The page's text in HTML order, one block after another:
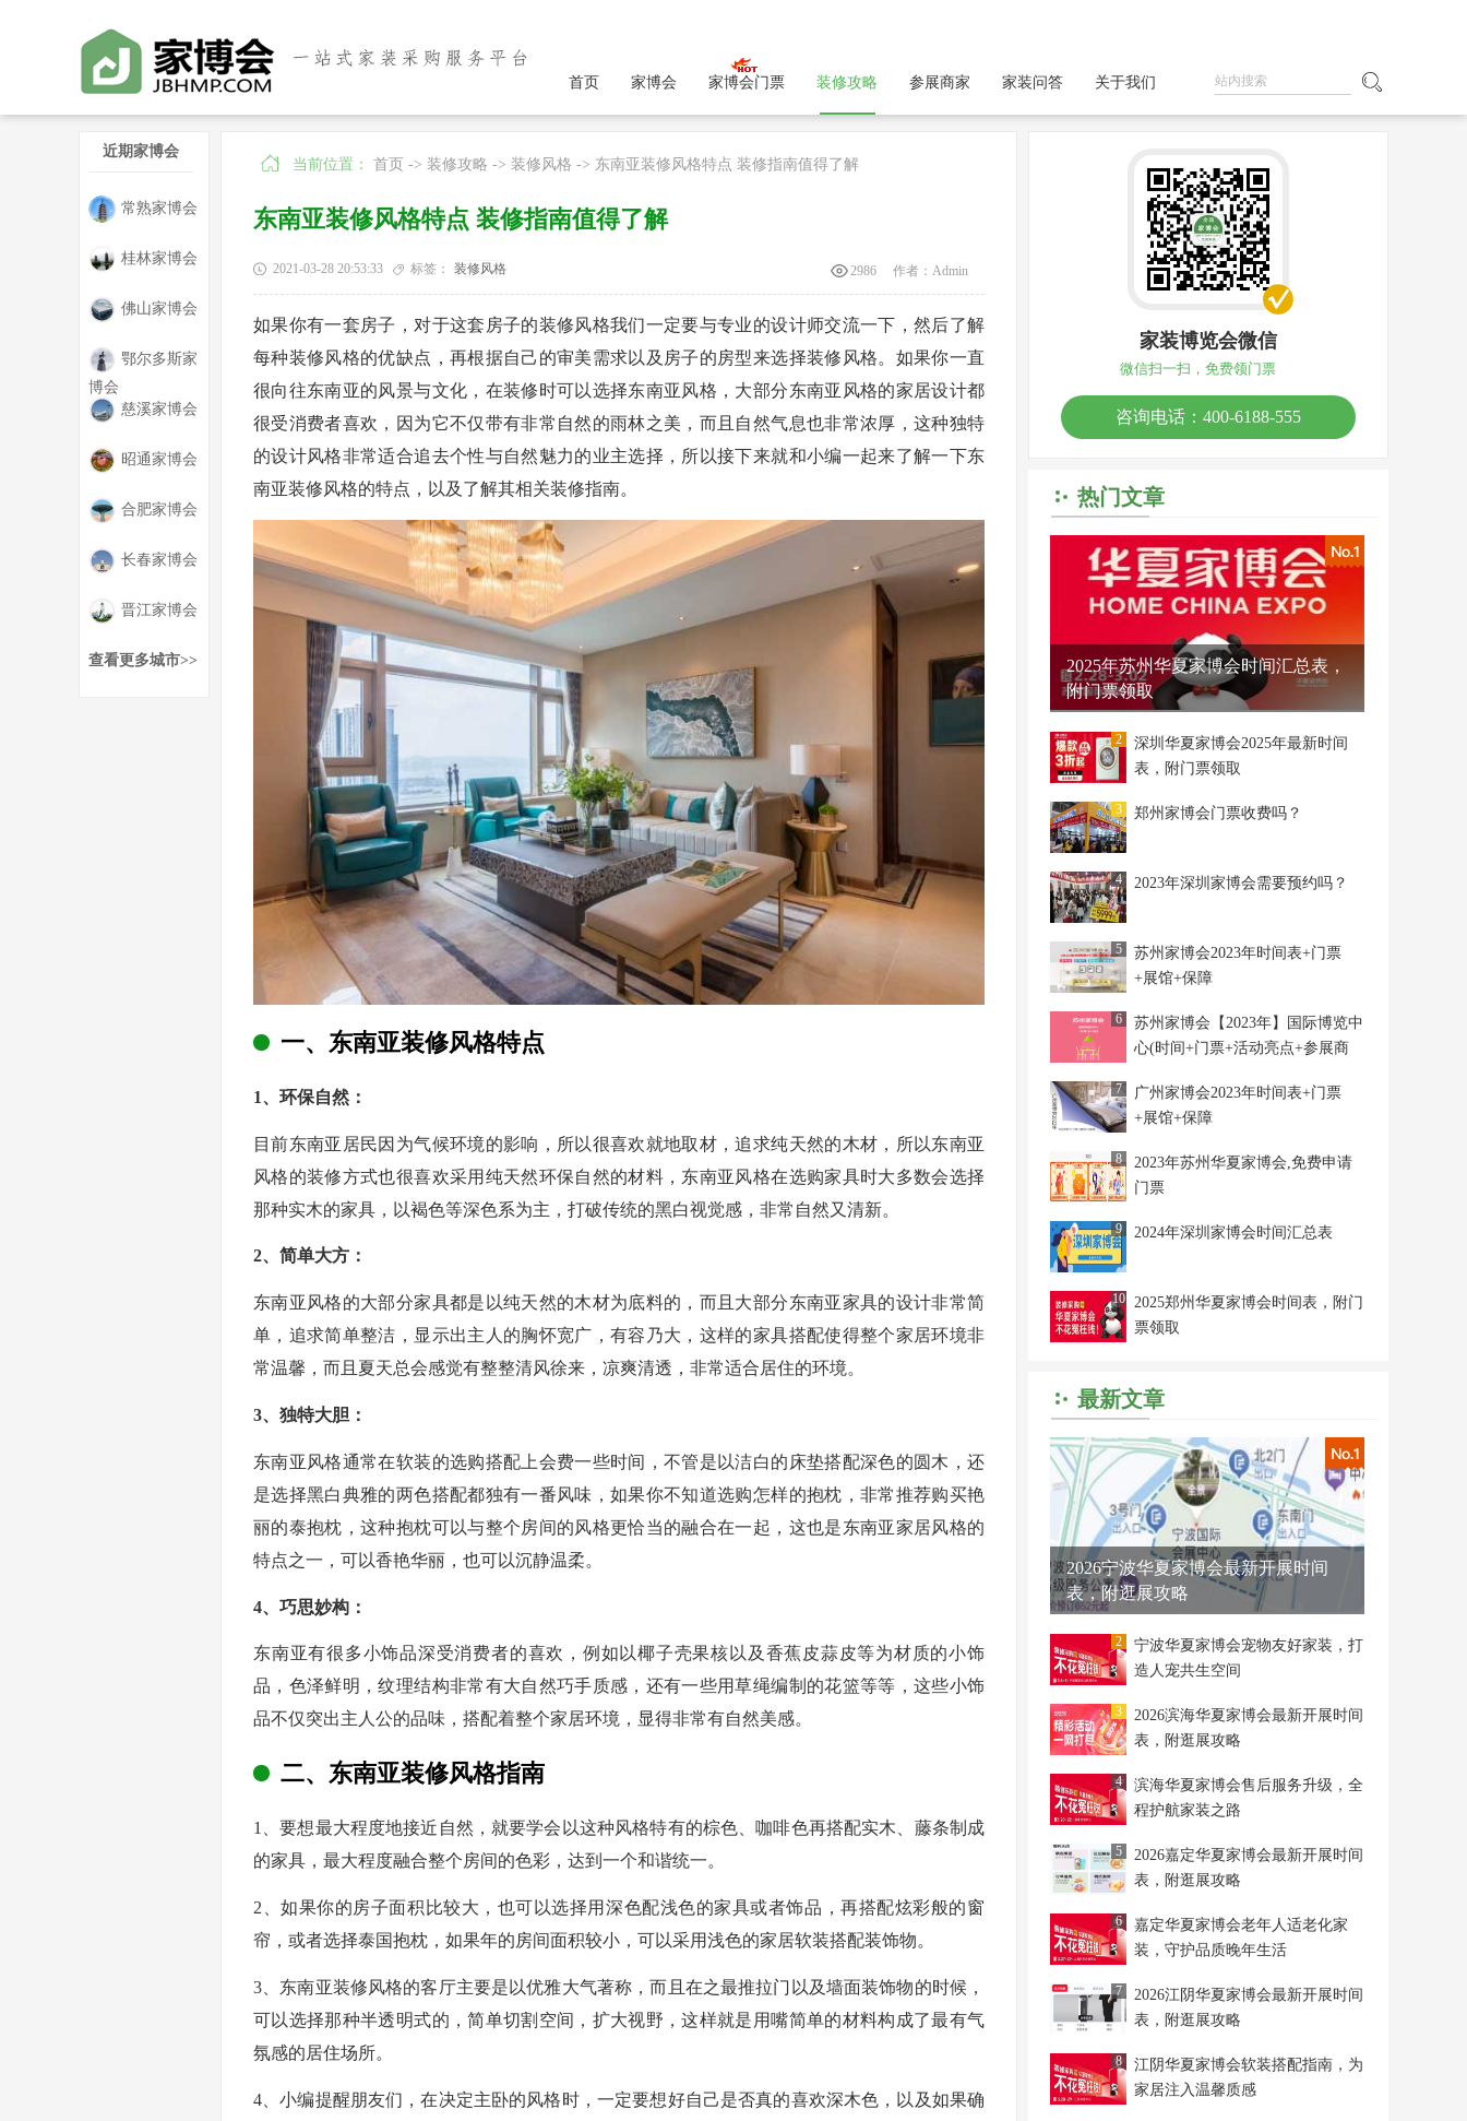
首页 家博会 家博会门票 装修攻略 参展商家 家装问答 关于我们
近期家博会
常熟家博会
桂林家博会
佛山家博会
鄂尔多斯家
博会
慈溪家博会
昭通家博会
合肥家博会
长春家博会
晋江家博会
查看更多城市>>
当前位置： 首页 -> 装修攻略 -> 装修风格 -> 东南亚装修风格特点 装修指南值得了解
东南亚装修风格特点 装修指南值得了解
2021-03-28 20:53:33 标签： 装修风格 作者： Admin
2986
如果你有一套房子，对于这套房子的装修风格我们一定要与专业的设计师交流一下，然后了解
每种装修风格的优缺点，再根据自己的审美需求以及房子的房型来选择装修风格。如果你一直
很向往东南亚的风景与文化，在装修时可以选择东南亚风格，大部分东南亚风格的家居设计都
很受消费者喜欢，因为它不仅带有非常自然的雨林之美，而且自然气息也非常浓厚，这种独特
的设计风格非常适合追去个性与自然魅力的业主选择，所以接下来就和小编一起来了解一下东
南亚装修风格的特点，以及了解其相关装修指南。
一、东南亚装修风格特点
1、环保自然：
目前东南亚居民因为气候环境的影响，所以很喜欢就地取材，追求纯天然的木材，所以东南亚
风格的装修方式也很喜欢采用纯天然环保自然的材料，东南亚风格在选购家具时大多数会选择
那种实木的家具，以褐色等深色系为主，打破传统的黑白视觉感，非常自然又清新。
2、简单大方：
东南亚风格的大部分家具都是以纯天然的木材为底料的，而且大部分东南亚家具的设计非常简
单，追求简单整洁，显示出主人的胸怀宽广，有容乃大，这样的家具搭配使得整个家居环境非
常温馨，而且夏天总会感觉有整整清风徐来，凉爽清透，非常适合居住的环境。
3、独特大胆：
东南亚风格通常在软装的选购搭配上会费一些时间，不管是以洁白的床垫搭配深色的圆木，还
是选择黑白典雅的两色搭配都独有一番风味，如果你不知道选购怎样的抱枕，非常推荐购买艳
丽的泰抱枕，这种抱枕可以与整个房间的风格更恰当的融合在一起，这也是东南亚家居风格的
特点之一，可以香艳华丽，也可以沉静温柔。
4、巧思妙构：
东南亚有很多小饰品深受消费者的喜欢，例如以椰子壳果核以及香蕉皮蒜皮等为材质的小饰
品，色泽鲜明，纹理结构非常有大自然巧手质感，还有一些用草绳编制的花篮等等，这些小饰
品不仅突出主人公的品味，搭配着整个家居环境，显得非常有自然美感。
二、东南亚装修风格指南
1、要想最大程度地接近自然，就要学会以这种风格特有的棕色、咖啡色再搭配实木、藤条制成
的家具，最大程度融合整个房间的色彩，达到一个和谐统一。
2、如果你的房子面积比较大，也可以选择用深色配浅色的家具或者饰品，再搭配炫彩般的窗
帘，或者选择泰国抱枕，如果年的房间面积较小，可以采用浅色的家居软装搭配装饰物。
3、东南亚装修风格的客厅主要是以优雅大气著称，而且在之最推拉门以及墙面装饰物的时候，
可以选择那种半透明式的，简单切割空间，扩大视野，这样就是用嘴简单的材料构成了最有气
氛感的居住场所。
4、小编提醒朋友们，在决定主卧的风格时，一定要想好自己是否真的喜欢深木色，以及如果确
家装博览会微信
微信扫一扫，免费领门票
咨询电话：400-6188-555
热门文章
2025年苏州华夏家博会时间汇总表，
附门票领取
深圳华夏家博会2025年最新时间
表，附门票领取
2
郑州家博会门票收费吗？
3
2023年深圳家博会需要预约吗？
4
苏州家博会2023年时间表+门票
+展馆+保障
5
苏州家博会【2023年】国际博览中
心(时间+门票+活动亮点+参展商
6
广州家博会2023年时间表+门票
+展馆+保障
7
2023年苏州华夏家博会,免费申请
门票
8
2024年深圳家博会时间汇总表
9
2025郑州华夏家博会时间表，附门
票领取
10
最新文章
2026宁波华夏家博会最新开展时间
表，附逛展攻略
宁波华夏家博会宠物友好家装，打
造人宠共生空间
2
2026滨海华夏家博会最新开展时间
表，附逛展攻略
3
滨海华夏家博会售后服务升级，全
程护航家装之路
4
2026嘉定华夏家博会最新开展时间
表，附逛展攻略
5
嘉定华夏家博会老年人适老化家
装，守护品质晚年生活
6
2026江阴华夏家博会最新开展时间
表，附逛展攻略
7
江阴华夏家博会软装搭配指南，为
家居注入温馨质感
8